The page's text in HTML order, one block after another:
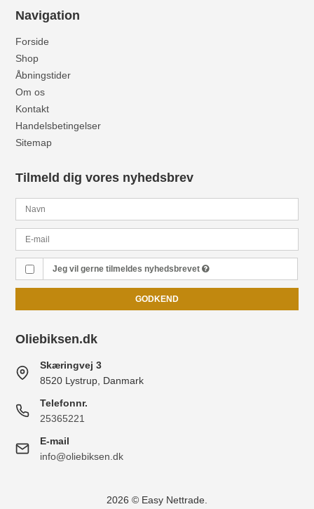
Navigation
Forside
Shop
Åbningstider
Om os
Kontakt
Handelsbetingelser
Sitemap
Tilmeld dig vores nyhedsbrev
Jeg vil gerne tilmeldes nyhedsbrevet
GODKEND
Oliebiksen.dk
Skæringvej 3
8520 Lystrup, Danmark
Telefonnr.
25365221
E-mail
info@oliebiksen.dk
2026 © Easy Nettrade.